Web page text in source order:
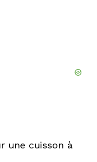
une cuisson à